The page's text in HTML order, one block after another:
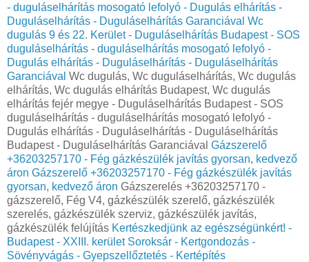
- duguláselhárítás mosogató lefolyó - Dugulás elhárítás -
Duguláselhárítás - Duguláselhárítás Garanciával Wc
dugulás 9 és 22. Kerület - Duguláselhárítás Budapest - SOS
duguláselhárítás - duguláselhárítás mosogató lefolyó -
Dugulás elhárítás - Duguláselhárítás - Duguláselhárítás
Garanciával Wc dugulás, Wc duguláselhárítás, Wc dugulás
elhárítás, Wc dugulás elhárítás Budapest, Wc dugulás
elhárítás fejér megye - Duguláselhárítás Budapest - SOS
duguláselhárítás - duguláselhárítás mosogató lefolyó -
Dugulás elhárítás - Duguláselhárítás - Duguláselhárítás
Budapest - Duguláselhárítás Garanciával Gázszerelő
+36203257170 - Fég gázkészülék javítás gyorsan, kedvező
áron Gázszerelő +36203257170 - Fég gázkészülék javítás
gyorsan, kedvező áron Gázszerelés +36203257170 -
gázszerelő, Fég V4, gázkészülék szerelő, gázkészülék
szerelés, gázkészülék szerviz, gázkészülék javítás,
gázkészülék felújítás Kertészkedjünk az egészségünkért! -
Budapest - XXIII. kerület Soroksár - Kertgondozás -
Sövényvágás - Gyepszellőztetés - Kertépítés